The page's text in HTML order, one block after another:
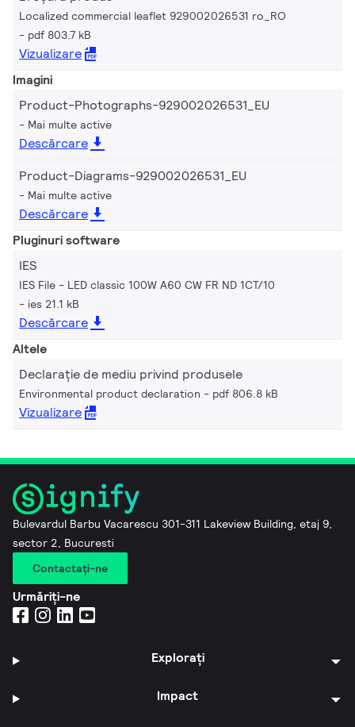
Localized commercial leaflet 929002026531 ro_RO
pdf 803.7 kB
Vizualizare
Imagini
Product-Photographs-929002026531_EU
Mai multe active
Descărcare
Product-Diagrams-929002026531_EU
Mai multe active
Descărcare
Pluginuri software
IES
IES File - LED classic 100W A60 CW FR ND 1CT/10
ies 21.1 kB
Descărcare
Altele
Declarație de mediu privind produsele
Environmental product declaration pdf 806.8 kB
Vizualizare
Bulevardul Barbu Vacarescu 301-311 Lakeview Building, etaj 9,
sector 2, Bucuresti
Contactaţi-ne
Urmăriți-ne
Explorați
Impact